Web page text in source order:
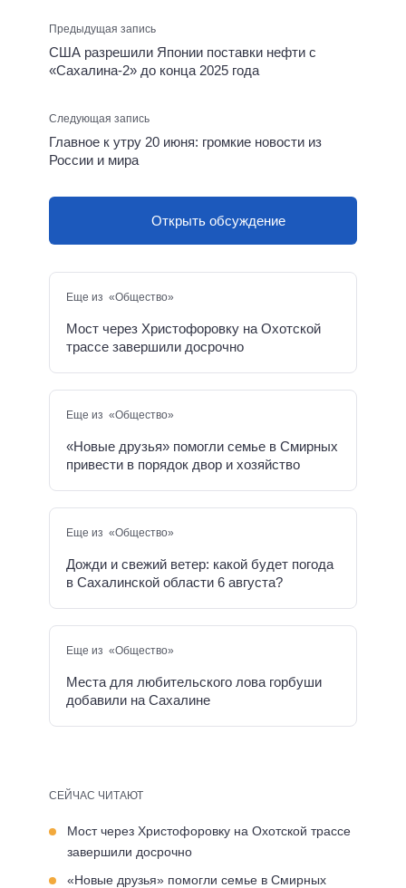
Предыдущая запись
США разрешили Японии поставки нефти с
«Сахалина-2» до конца 2025 года
Следующая запись
Главное к утру 20 июня: громкие новости из
России и мира
Открыть обсуждение
Еще из «Общество»
Мост через Христофоровку на Охотской
трассе завершили досрочно
Еще из «Общество»
«Новые друзья» помогли семье в Смирных
привести в порядок двор и хозяйство
Еще из «Общество»
Дожди и свежий ветер: какой будет погода
в Сахалинской области 6 августа?
Еще из «Общество»
Места для любительского лова горбуши
добавили на Сахалине
СЕЙЧАС ЧИТАЮТ
Мост через Христофоровку на Охотской трассе
завершили досрочно
«Новые друзья» помогли семье в Смирных